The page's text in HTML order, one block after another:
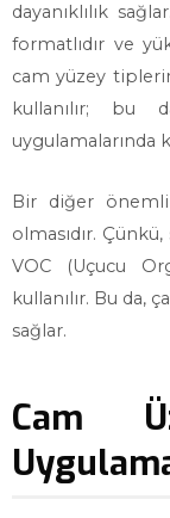
dayanıklılık
formatlıdır ve
cam yüzey
kullanılır;
uygulamalarında
Bir diğer
olmasıdır.
VOC (Uçucu
kullanılır. Bu da,
sağlar.
Cam